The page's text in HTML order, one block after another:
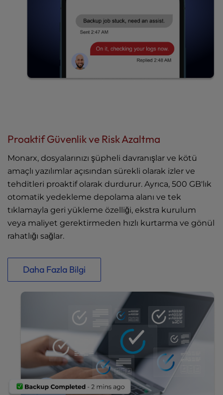
Proaktif Güvenlik ve Risk Azaltma
Monarx, dosyalarınızı şüpheli davranışlar ve kötü
amaçlı yazılımlar açısından sürekli olarak izler ve
tehditleri proaktif olarak durdurur. Ayrıca, 500 GB'lık
otomatik yedekleme depolama alanı ve tek
tıklamayla geri yükleme özelliği, ekstra kurulum
veya maliyet gerektirmeden hızlı kurtarma ve gönül
rahatlığı sağlar.
Daha Fazla Bilgi